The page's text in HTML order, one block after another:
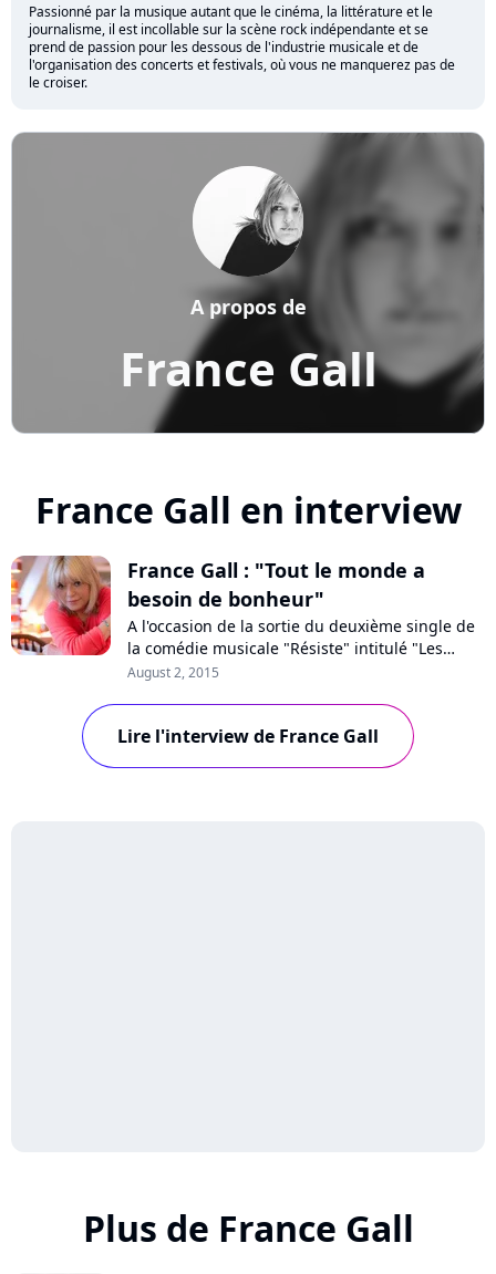
Passionné par la musique autant que le cinéma, la littérature et le
journalisme, il est incollable sur la scène rock indépendante et se
prend de passion pour les dessous de l'industrie musicale et de
l'organisation des concerts et festivals, où vous ne manquerez pas de
le croiser.
France Gall
A propos de
France Gall en interview
France Gall : "Tout le monde a
besoin de bonheur"
A l'occasion de la sortie du deuxième single de
la comédie musicale "Résiste" intitulé "Les
accidents d'amour", France Gall a accordé une
replonge dans ses souvenirs, 35 ans après
avoir enregistré cette chanson qui lui est chère.
August 2, 2015
Lire l'interview de France Gall
Plus de France Gall